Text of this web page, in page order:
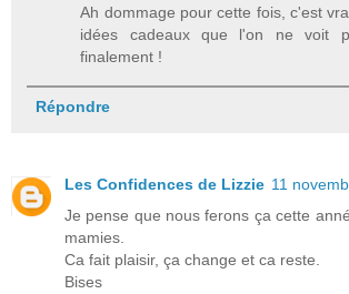
Ah dommage pour cette fois, c'est
idées cadeaux que l'on ne voit
finalement !
Répondre
Les Confidences de Lizzie 11
Je pense que nous ferons ça cette
mamies.
Ca fait plaisir, ça change et ca reste.
Bises